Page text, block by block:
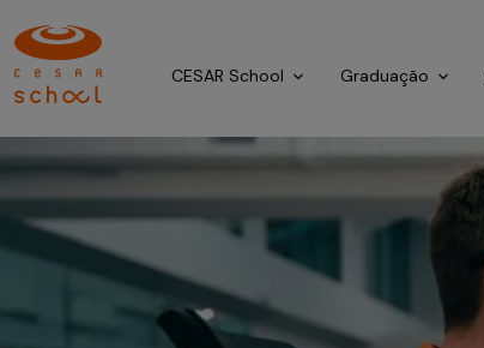
CESAR School Graduação